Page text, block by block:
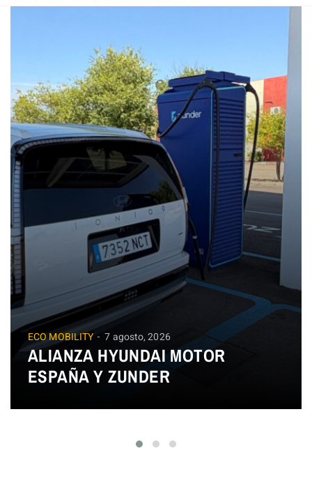
ECO MOBILITY 7 agosto, 2026
ALIANZA HYUNDAI MOTOR
ESPAÑA Y ZUNDER